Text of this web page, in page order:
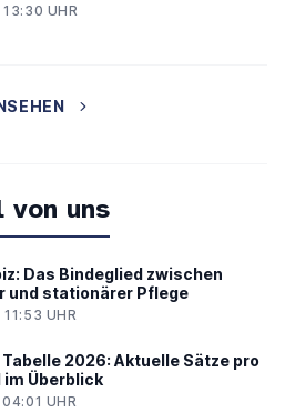
UHR
uns
Das Bindeglied zwischen
und stationärer Pflege
UHR
2026: Aktuelle Sätze pro
Überblick
UHR